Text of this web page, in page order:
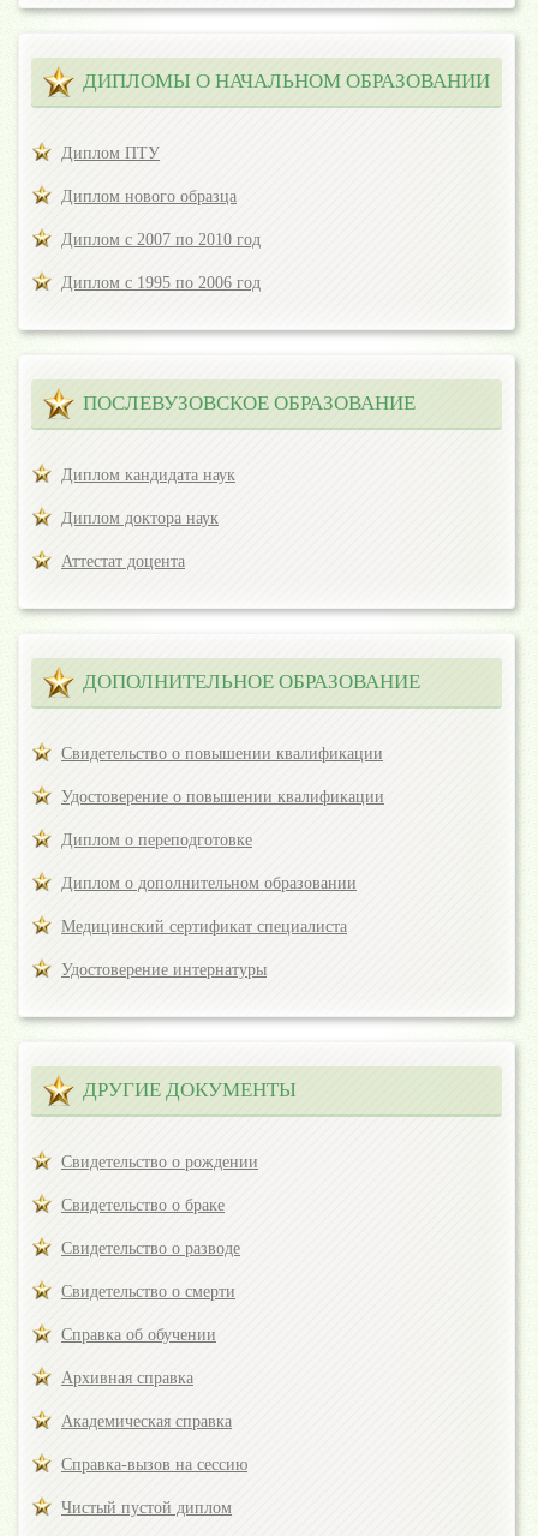
ДИПЛОМЫ О НАЧАЛЬНОМ ОБРАЗОВАНИИ
Диплом ПТУ
Диплом нового образца
Диплом с 2007 по 2010 год
Диплом с 1995 по 2006 год
ПОСЛЕВУЗОВСКОЕ ОБРАЗОВАНИЕ
Диплом кандидата наук
Диплом доктора наук
Аттестат доцента
ДОПОЛНИТЕЛЬНОЕ ОБРАЗОВАНИЕ
Свидетельство о повышении квалификации
Удостоверение о повышении квалификации
Диплом о переподготовке
Диплом о дополнительном образовании
Медицинский сертификат специалиста
Удостоверение интернатуры
ДРУГИЕ ДОКУМЕНТЫ
Свидетельство о рождении
Свидетельство о браке
Свидетельство о разводе
Свидетельство о смерти
Справка об обучении
Архивная справка
Академическая справка
Справка-вызов на сессию
Чистый пустой диплом